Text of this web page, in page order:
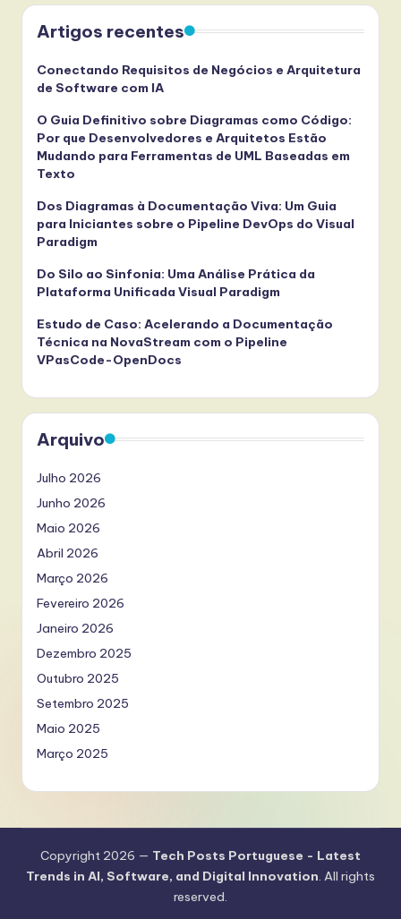
Artigos recentes
Conectando Requisitos de Negócios e Arquitetura
de Software com IA
O Guia Definitivo sobre Diagramas como Código:
Por que Desenvolvedores e Arquitetos Estão
Mudando para Ferramentas de UML Baseadas em
Texto
Dos Diagramas à Documentação Viva: Um Guia
para Iniciantes sobre o Pipeline DevOps do Visual
Paradigm
Do Silo ao Sinfonia: Uma Análise Prática da
Plataforma Unificada Visual Paradigm
Estudo de Caso: Acelerando a Documentação
Técnica na NovaStream com o Pipeline
VPasCode-OpenDocs
Arquivo
Julho 2026
Junho 2026
Maio 2026
Abril 2026
Março 2026
Fevereiro 2026
Janeiro 2026
Dezembro 2025
Outubro 2025
Setembro 2025
Maio 2025
Março 2025
Copyright 2026 — Tech Posts Portuguese - Latest
Trends in AI, Software, and Digital Innovation. All rights
reserved.